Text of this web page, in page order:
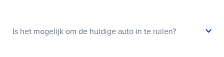
Is het mogelijk om de huidige auto in te ruilen?